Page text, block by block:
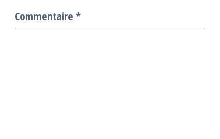
Commentaire *